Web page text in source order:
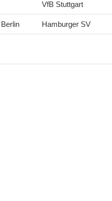
VfB Stuttgart
Hamburger SV